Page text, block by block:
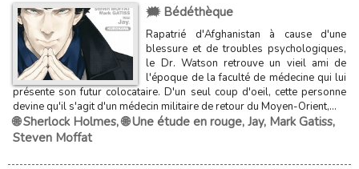
🗯️ Bédéthèque
Rapatrié d'Afghanistan à cause d'une
blessure et de troubles psychologiques,
le Dr. Watson retrouve un vieil ami de
l'époque de la faculté de médecine qui lui
présente son futur colocataire. D'un seul coup d'oeil, cette personne
devine qu'il s'agit d'un médecin militaire de retour du Moyen-Orient,...
🌐 Sherlock Holmes,🌐 Une étude en rouge, Jay, Mark Gatiss,
Steven Moffat